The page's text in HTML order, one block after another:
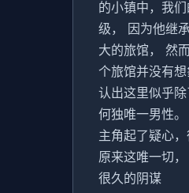
的小镇中，我
级， 因为他继
大的旅馆， 然
个旅馆并没有
认出这里似乎
何独唯一男性
主角起了疑心
原来这唯一切
很久的阴谋